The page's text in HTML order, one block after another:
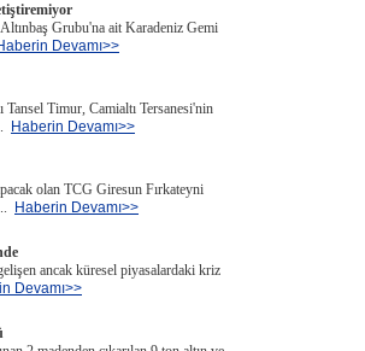
Grubu'na ait Karadeniz Gemi
Devamı>>
Timur, Camialtı Tersanesi'nin
Haberin Devamı>>
olan TCG Giresun Fırkateyni
Haberin Devamı>>
ancak küresel piyasalardaki kriz
Devamı>>